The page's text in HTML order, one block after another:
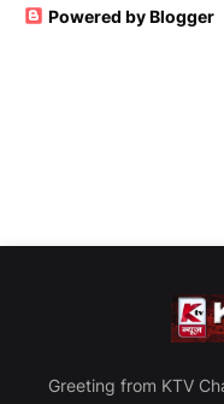
Powered by Blogger
Greeting from KTV